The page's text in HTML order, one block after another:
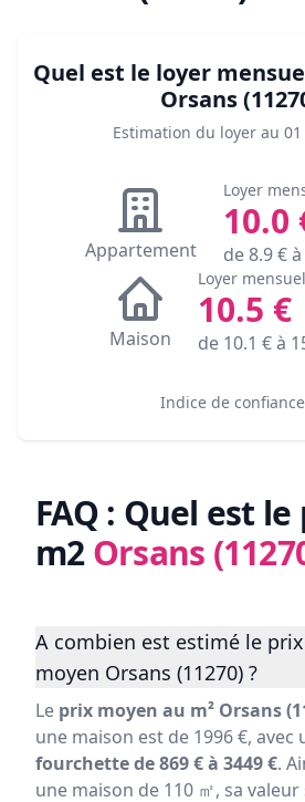
Quel est le loyer
Orsans
Estimation du loyer au
Appartement
Loyer
10.0
de8.9€ à
Maison
Loyer
10.5 €
de 10.1 € à
Indice de
FAQ : Quel est
m2Orsans
A combien est estimé le prix
moyen Orsans (11270) ?
Le prix moyen au m² Orsans
une maison est de 1996 €, avec
fourchette de 869 € à 3449 €.
une maison de 110 ㎡, sa